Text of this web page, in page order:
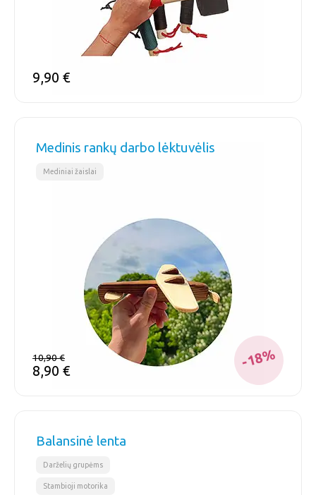
9,90 €
Medinis rankų darbo lėktuvėlis
Mediniai žaislai
10,90€
8,90 €
-18%
Balansinė lenta
Darželių grupėms
Stambioji motorika